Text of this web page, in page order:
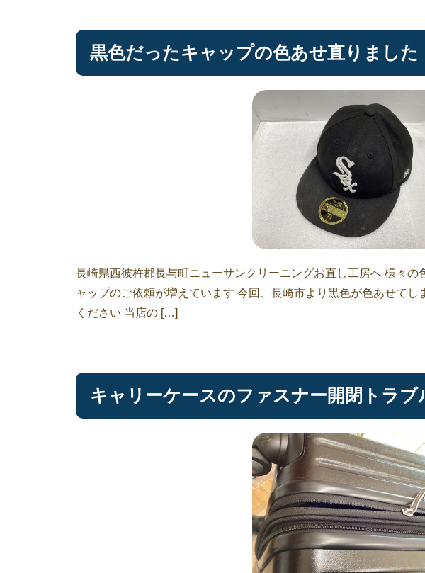
黒色だったキャップの色あせ直りました
長崎県西彼杵郡長与町ニューサンクリーニングお直し工房へ 様々の
ャップのご依頼が増えています 今回、長崎市より黒色が色あせて
ください 当店の […]
キャリーケースのファスナー開閉トラブ